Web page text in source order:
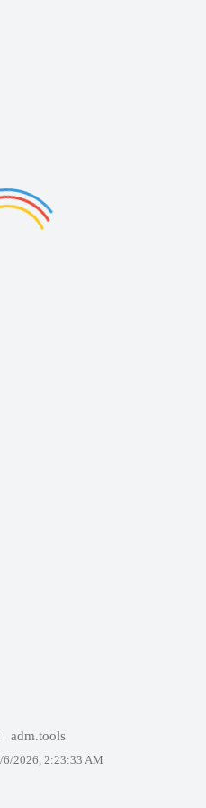
adm.tools
6/2026, 2:23:33 AM